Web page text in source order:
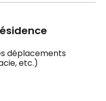
déplacements
etc.)